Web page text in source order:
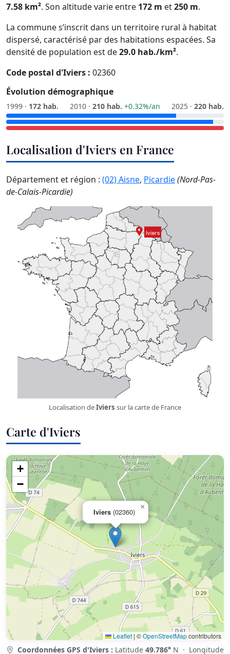
7.58 km². Son altitude varie entre 172 m et250 m.
La commune s’inscrit dans un territoire rural à habitat
dispersé, caractérisé par des habitations espacées. Sa
densité de population est de29.0 hab./km².
Code postal d'Iviers : 02360
Évolution démographique
1999 · 172 hab. 2010 · 210 hab. +0.32%/an 2025 · 220 hab.
Localisation d'Iviers en France
Département et région : (02) Aisne, Picardie(Nord-Pas-
de-Calais-Picardie)
Localisation deIviers sur la carte de France
Carte d'Iviers
Iviers (02360)
×
+
−
Leaflet | ©OpenStreetMapcontributors
Coordonnées GPS d'Iviers : Latitude 49.786° N · Longitude